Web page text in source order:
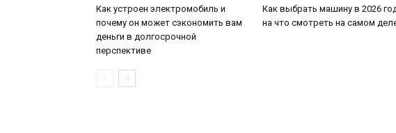
Как устроен электромобиль и
почему он может сэкономить вам
деньги в долгосрочной
перспективе
Как выбрать машину в 2026
на что смотреть на самом